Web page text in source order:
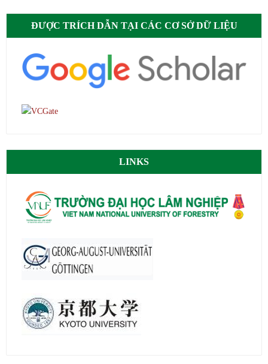
ĐƯỢC TRÍCH DẪN TẠI CÁC CƠ SỞ DỮ LIỆU
LINKS